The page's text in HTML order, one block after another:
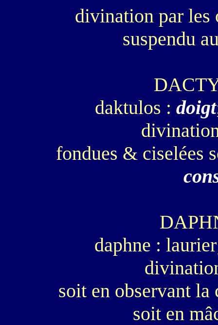
divination par les
suspendu
daktulos : doigt
fondues & ciselées
daphne :
soit en observant la
soit en